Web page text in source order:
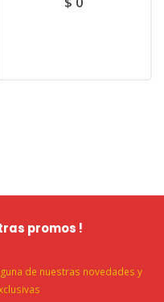
promos !
de nuestras novedades y